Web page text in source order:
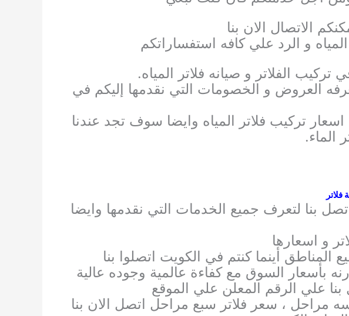
الاتصال الان بنا
و الرد علي كافه استفساراتكم
الفلاتر و صيانه فلاتر المياه.
العروض و الخصومات التي نقدمها إليكم في
تركيب فلاتر المياه وايضا سوف تجد عندنا
الماء.
بنا لتعرف جميع الخدمات التي نقدمها وايضا
و اسعارها
بأسعار السوق مع كفاءة عالمية وجوده عالية
علي الرقم المعلن علي الموقع
مراحل ، سعر فلاتر سبع مراحل اتصل الان بنا